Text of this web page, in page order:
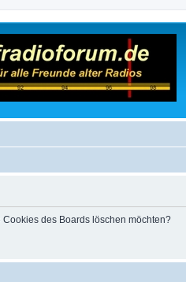
des Boards löschen möchten?